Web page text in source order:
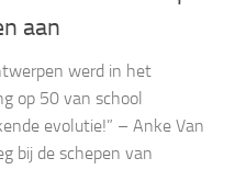
aan
werd in het
op 50 van school
evolutie!” – Anke Van
bij de schepen van